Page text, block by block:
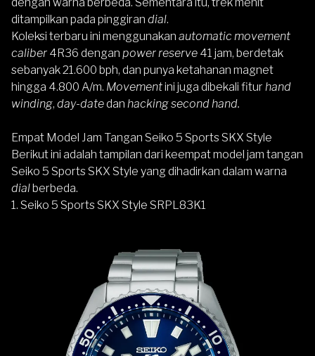
ditampilkan pada pinggiran dial.
Koleksi terbaru ini menggunakan automatic movement
caliber 4R36 dengan power reserve 41 jam, berdetak
sebanyak 21.600 bph, dan punya ketahanan magnet
hingga 4.800 A/m. Movementini juga dibekali fitur hand
winding, day-datedan hacking second hand.
Empat Model Jam Tangan Seiko 5 Sports SKX Style
Berikut ini adalah tampilan dari keempat model jam tangan
Seiko 5 Sports SKX Style yang dihadirkan dalam warna
dialberbeda.
1. Seiko 5 Sports SKX Style SRPL83K1